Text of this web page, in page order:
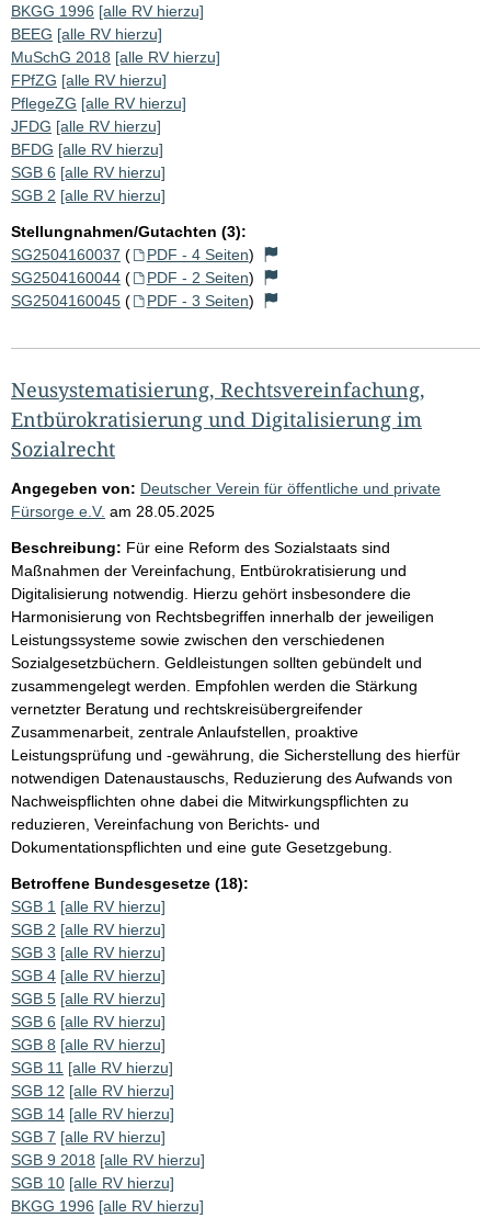
BKGG 1996 [alle RV hierzu]
BEEG [alle RV hierzu]
MuSchG 2018 [alle RV hierzu]
FPfZG [alle RV hierzu]
PflegeZG [alle RV hierzu]
JFDG [alle RV hierzu]
BFDG [alle RV hierzu]
SGB 6 [alle RV hierzu]
SGB 2 [alle RV hierzu]
Stellungnahmen/Gutachten (3):
SG2504160037 ( PDF - 4 Seiten)
SG2504160044 ( PDF - 2 Seiten)
SG2504160045 ( PDF - 3 Seiten)
Neusystematisierung, Rechtsvereinfachung,
Entbürokratisierung und Digitalisierung im
Sozialrecht
Angegeben von: Deutscher Verein für öffentliche und private
Fürsorge e.V. am 28.05.2025
Beschreibung: Für eine Reform des Sozialstaats sind
Maßnahmen der Vereinfachung, Entbürokratisierung und
Digitalisierung notwendig. Hierzu gehört insbesondere die
Harmonisierung von Rechtsbegriffen innerhalb der jeweiligen
Leistungssysteme sowie zwischen den verschiedenen
Sozialgesetzbüchern. Geldleistungen sollten gebündelt und
zusammengelegt werden. Empfohlen werden die Stärkung
vernetzter Beratung und rechtskreisübergreifender
Zusammenarbeit, zentrale Anlaufstellen, proaktive
Leistungsprüfung und -gewährung, die Sicherstellung des hierfür
notwendigen Datenaustauschs, Reduzierung des Aufwands von
Nachweispflichten ohne dabei die Mitwirkungspflichten zu
reduzieren, Vereinfachung von Berichts- und
Dokumentationspflichten und eine gute Gesetzgebung.
Betroffene Bundesgesetze (18):
SGB 1 [alle RV hierzu]
SGB 2 [alle RV hierzu]
SGB 3 [alle RV hierzu]
SGB 4 [alle RV hierzu]
SGB 5 [alle RV hierzu]
SGB 6 [alle RV hierzu]
SGB 8 [alle RV hierzu]
SGB 11 [alle RV hierzu]
SGB 12 [alle RV hierzu]
SGB 14 [alle RV hierzu]
SGB 7 [alle RV hierzu]
SGB 9 2018 [alle RV hierzu]
SGB 10 [alle RV hierzu]
BKGG 1996 [alle RV hierzu]